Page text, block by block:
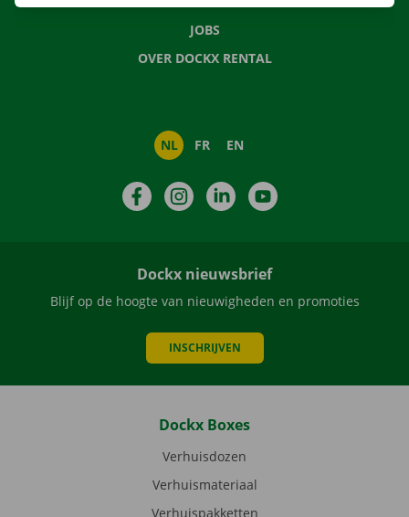
JOBS
OVER DOCKX RENTAL
NL FR EN
FacebookInstagramLinkedIn
Dockx nieuwsbrief
Blijf op de hoogte van nieuwigheden en promoties
INSCHRIJVEN
Dockx Boxes
Verhuisdozen
Verhuismateriaal
Verhuispakketten